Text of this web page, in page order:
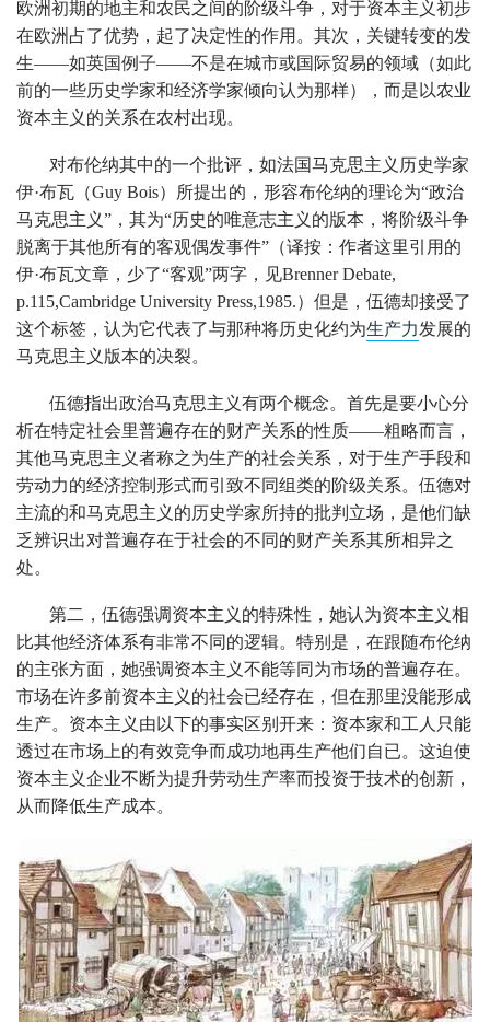
欧洲初期的地主和农民之间的阶级斗争，对于资本主义初步
在欧洲占了优势，起了决定性的作用。其次，关键转变的发
生——如英国例子——不是在城市或国际贸易的领域（如此
前的一些历史学家和经济学家倾向认为那样），而是以农业
资本主义的关系在农村出现。
对布伦纳其中的一个批评，如法国马克思主义历史学家
伊·布瓦（Guy Bois）所提出的，形容布伦纳的理论为“政治
马克思主义”，其为“历史的唯意志主义的版本，将阶级斗争
脱离于其他所有的客观偶发事件”（译按：作者这里引用的
伊·布瓦文章，少了“客观”两字，见Brenner Debate,
p.115,Cambridge University Press,1985.）但是，伍德却接受了
这个标签，认为它代表了与那种将历史化约为生产力发展的
马克思主义版本的决裂。
伍德指出政治马克思主义有两个概念。首先是要小心分
析在特定社会里普遍存在的财产关系的性质——粗略而言，
其他马克思主义者称之为生产的社会关系，对于生产手段和
劳动力的经济控制形式而引致不同组类的阶级关系。伍德对
主流的和马克思主义的历史学家所持的批判立场，是他们缺
乏辨识出对普遍存在于社会的不同的财产关系其所相异之
处。
第二，伍德强调资本主义的特殊性，她认为资本主义相
比其他经济体系有非常不同的逻辑。特别是，在跟随布伦纳
的主张方面，她强调资本主义不能等同为市场的普遍存在。
市场在许多前资本主义的社会已经存在，但在那里没能形成
生产。资本主义由以下的事实区别开来：资本家和工人只能
透过在市场上的有效竞争而成功地再生产他们自已。这迫使
资本主义企业不断为提升劳动生产率而投资于技术的创新，
从而降低生产成本。